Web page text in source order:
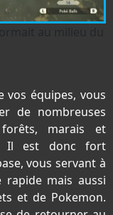
vos équipes, vous
de nombreuses
marais et
Il est donc fort
vous servant à
mais aussi
et de Pokemon.